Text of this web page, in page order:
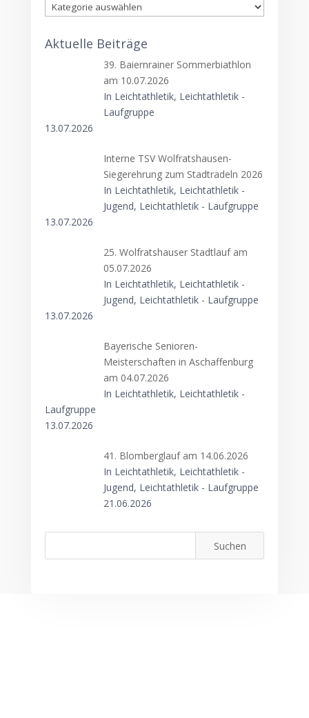
Kategorien
Aktuelle Beiträge
39. Baiernrainer Sommerbiathlon
am 10.07.2026
In Leichtathletik, Leichtathletik -
Laufgruppe
13.07.2026
Interne TSV Wolfratshausen-
Siegerehrung zum Stadtradeln 2026
In Leichtathletik, Leichtathletik -
Jugend, Leichtathletik - Laufgruppe
13.07.2026
25. Wolfratshauser Stadtlauf am
05.07.2026
In Leichtathletik, Leichtathletik -
Jugend, Leichtathletik - Laufgruppe
13.07.2026
Bayerische Senioren-
Meisterschaften in Aschaffenburg
am 04.07.2026
In Leichtathletik, Leichtathletik -
Laufgruppe
13.07.2026
41. Blomberglauf am 14.06.2026
In Leichtathletik, Leichtathletik -
Jugend, Leichtathletik - Laufgruppe
21.06.2026